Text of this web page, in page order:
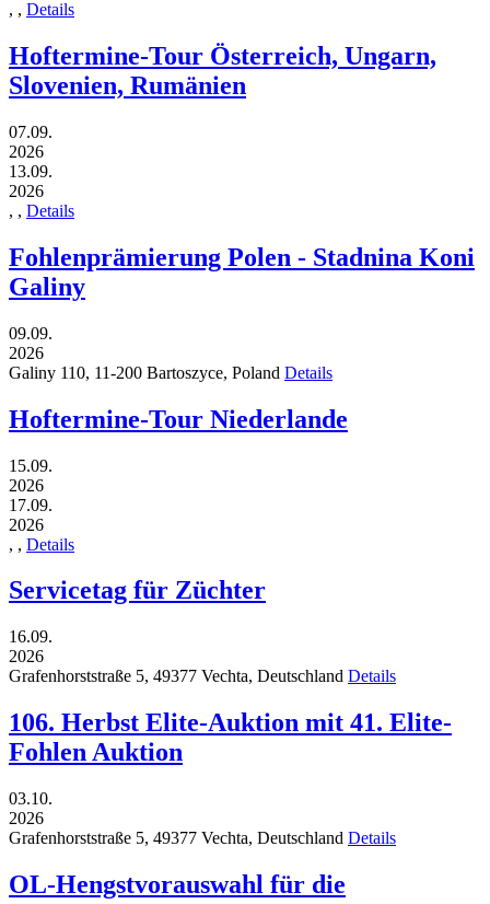
, , Details
Hoftermine-Tour Österreich, Ungarn,
Slovenien, Rumänien
07.09.
2026
13.09.
2026
, , Details
Fohlenprämierung Polen - Stadnina Koni
Galiny
09.09.
2026
Galiny 110, 11-200 Bartoszyce, Poland Details
Hoftermine-Tour Niederlande
15.09.
2026
17.09.
2026
, , Details
Servicetag für Züchter
16.09.
2026
Grafenhorststraße 5, 49377 Vechta, Deutschland Details
106. Herbst Elite-Auktion mit 41. Elite-
Fohlen Auktion
03.10.
2026
Grafenhorststraße 5, 49377 Vechta, Deutschland Details
OL-Hengstvorauswahl für die